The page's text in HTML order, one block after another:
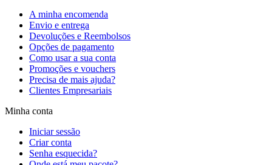
A minha encomenda
Envio e entrega
Devoluções e Reembolsos
Opções de pagamento
Como usar a sua conta
Promoções e vouchers
Precisa de mais ajuda?
Clientes Empresariais
Minha conta
Iniciar sessão
Criar conta
Senha esquecida?